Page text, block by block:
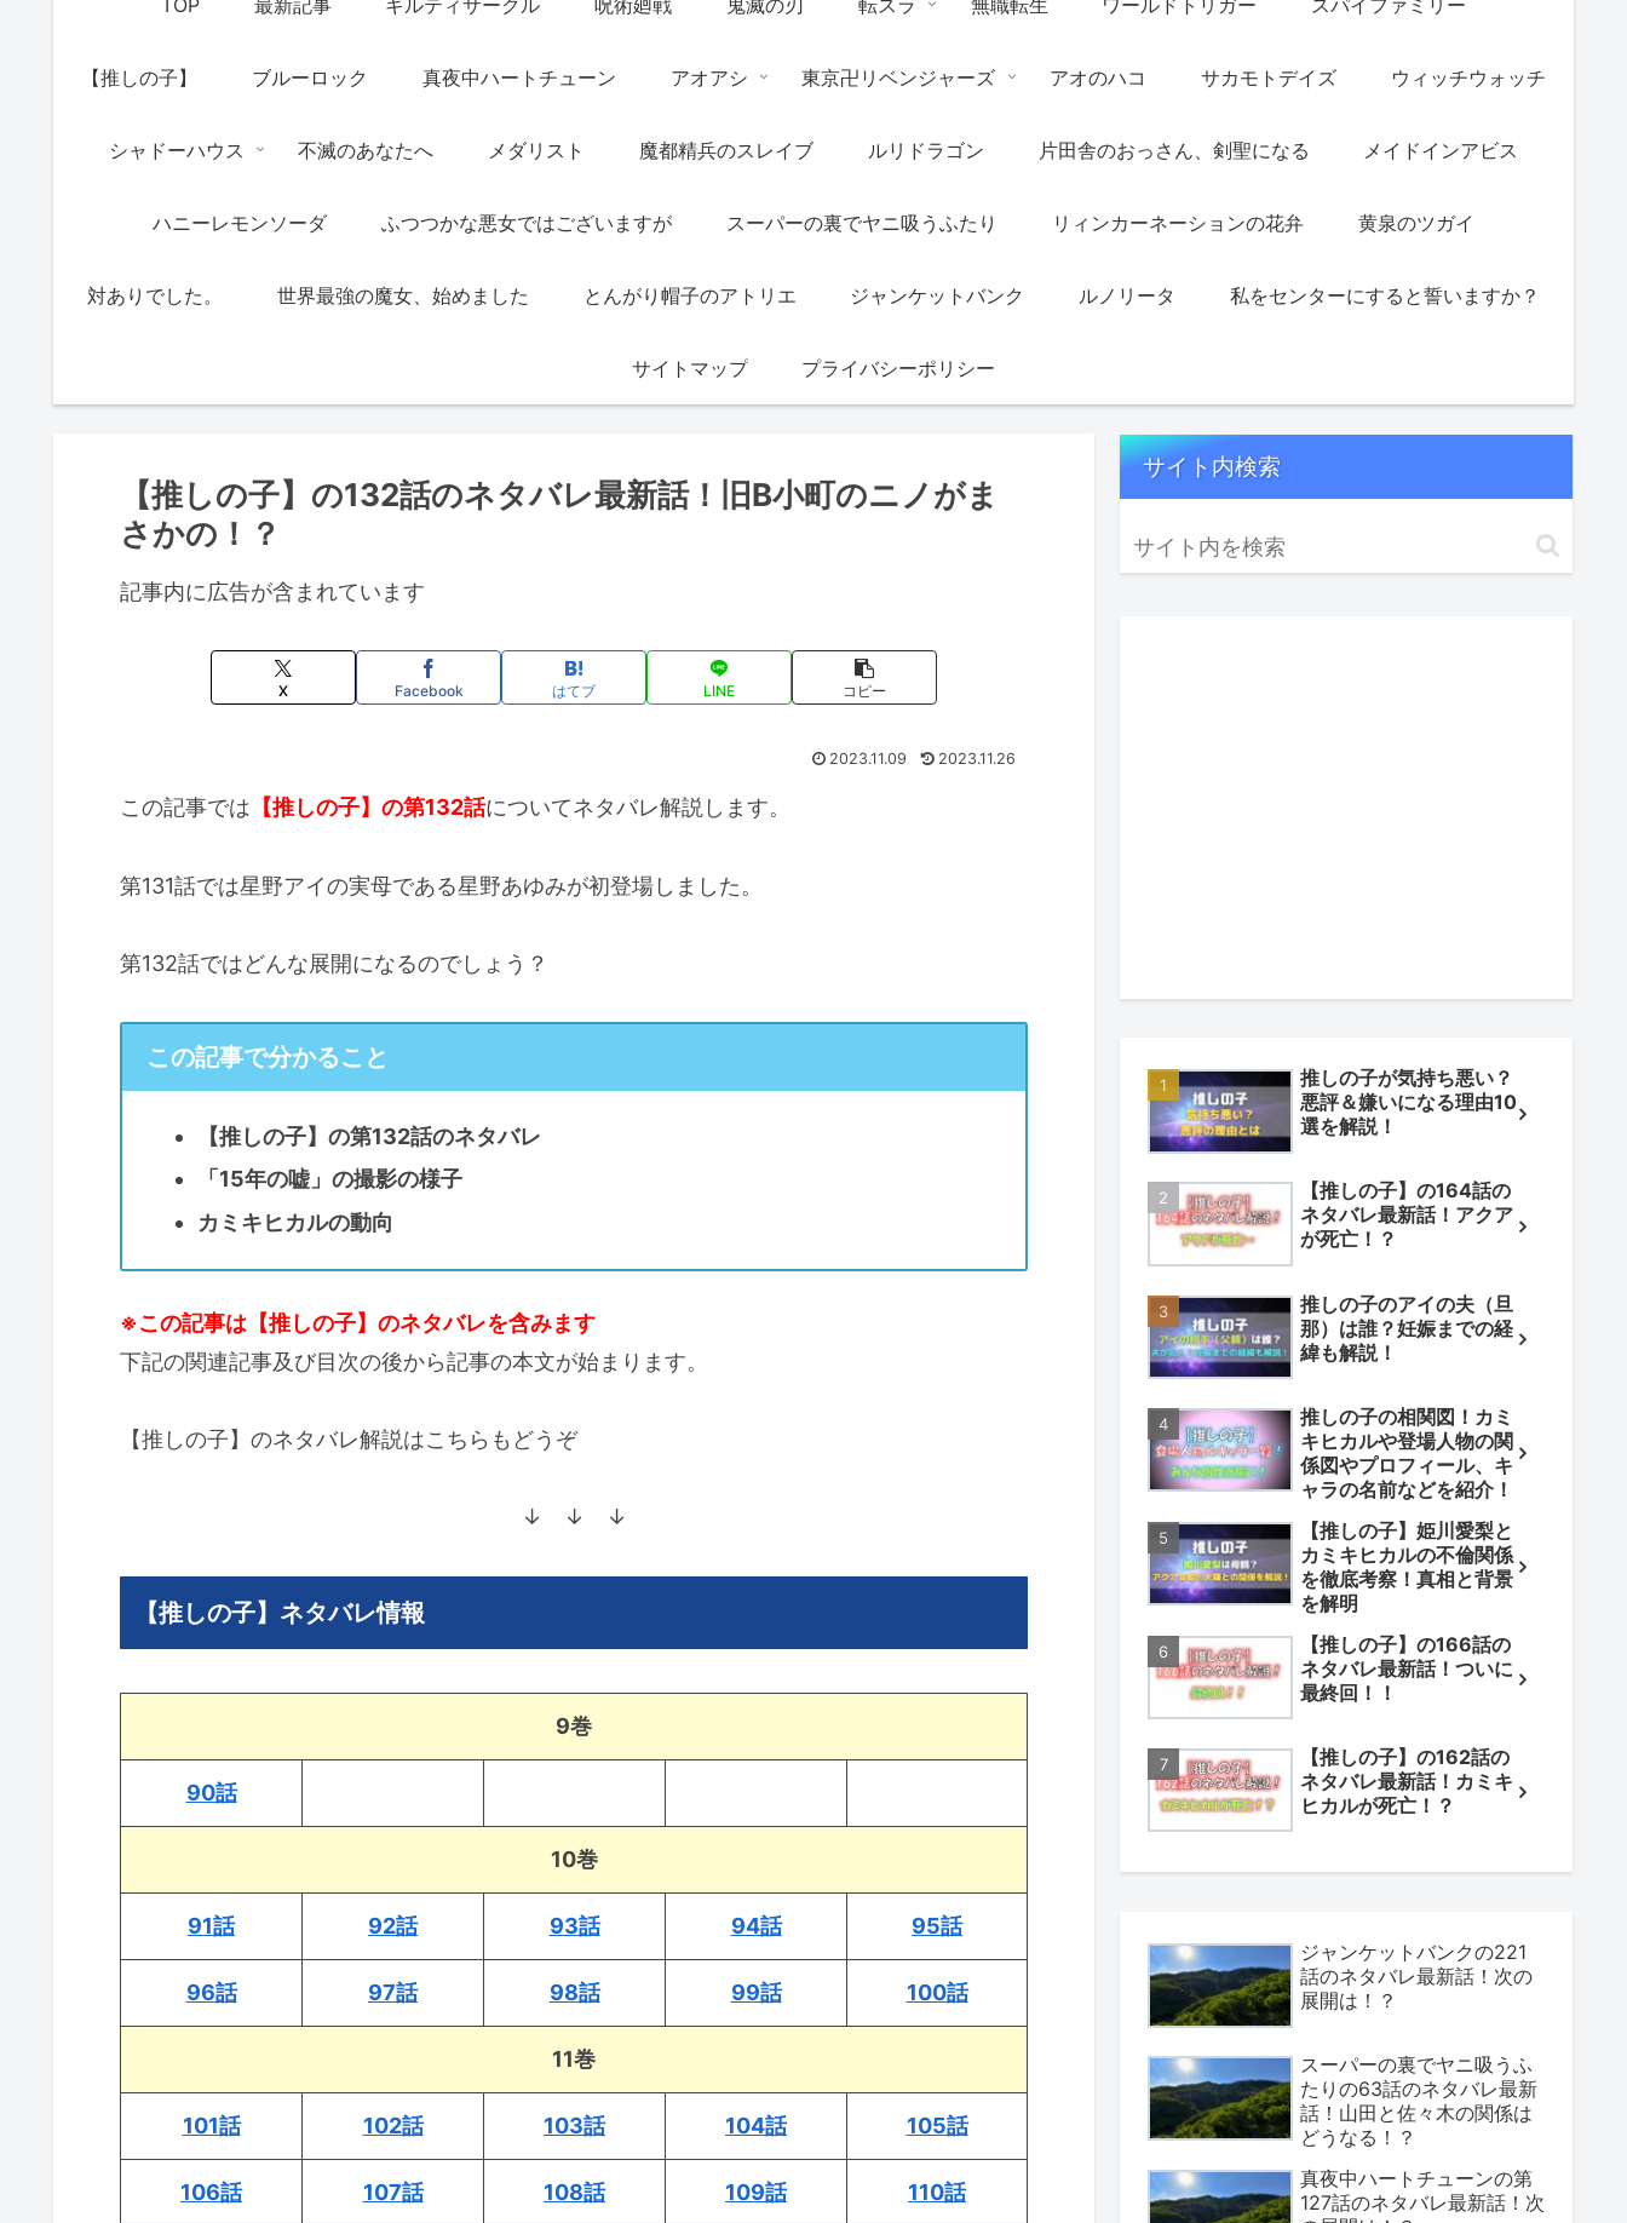
【推しの子】 ブルーロック 真夜中ハートチューン アオアシ 東京卍リベンジャーズ アオのハコ サカモトデイズ ウィッチウォッチ
シャドーハウス 不滅のあなたへ メダリスト 魔都精兵のスレイブ ルリドラゴン 片田舎のおっさん、剣聖になる メイドインアビス
ハニーレモンソーダ ふつつかな悪女ではございますが スーパーの裏でヤニ吸うふたり リィンカーネーションの花弁 黄泉のツガイ
対ありでした。 世界最強の魔女、始めました とんがり帽子のアトリエ ジャンケットバンク ルノリータ 私をセンターにすると誓いますか？
サイトマップ プライバシーポリシー
【推しの子】の132話のネタバレ最新話！旧B小町のニノがま
さかの！？
記事内に広告が含まれています
X Facebook はてブ LINE コピー
2023.11.09 2023.11.26
この記事では 【推しの子】の第132話についてネタバレ解説します。
第131話では星野アイの実母である星野あゆみが初登場しました。
第132話ではどんな展開になるのでしょう？
この記事で分かること
【推しの子】の第132話のネタバレ
「15年の嘘」の撮影の様子
カミキヒカルの動向
※この記事は【推しの子】のネタバレを含みます
下記の関連記事及び目次の後から記事の本文が始まります。
【推しの子】のネタバレ解説はこちらもどうぞ
↓ ↓ ↓
【推しの子】ネタバレ情報
9巻
90話
10巻
91話 92話 93話 94話 95話
96話 97話 98話 99話 100話
11巻
101話 102話 103話 104話 105話
106話 107話 108話 109話 110話
サイト内検索
推しの子が気持ち悪い？
悪評＆嫌いになる理由10
選を解説！
【推しの子】の164話の
ネタバレ最新話！アクア
が死亡！？
推しの子のアイの夫（旦
那）は誰？妊娠までの経
緯も解説！
推しの子の相関図！カミ
キヒカルや登場人物の関
係図やプロフィール、キ
ャラの名前などを紹介！
【推しの子】姫川愛梨と
カミキヒカルの不倫関係
を徹底考察！真相と背景
を解明
【推しの子】の166話の
ネタバレ最新話！ついに
最終回！！
【推しの子】の162話の
ネタバレ最新話！カミキ
ヒカルが死亡！？
ジャンケットバンクの221
話のネタバレ最新話！次の
展開は！？
スーパーの裏でヤニ吸うふ
たりの63話のネタバレ最新
話！山田と佐々木の関係は
どうなる！？
真夜中ハートチューンの第
127話のネタバレ最新話！次